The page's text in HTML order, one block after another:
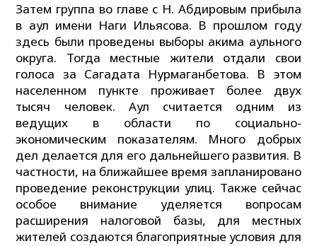
Затем группа во главе с Н. Абдировым прибыла
в аул имени Наги Ильясова. В прошлом году
здесь были проведены выборы акима аульного
округа. Тогда местные жители отдали свои
голоса за Сагадата Нурмаганбетова. В этом
населенном пункте проживает более двух
тысяч человек. Аул считается одним из
ведущих в области по социально-
экономическим показателям. Много добрых
дел делается для его дальнейшего развития. В
частности, на ближайшее время запланировано
проведение реконструкции улиц. Также сейчас
особое внимание уделяется вопросам
расширения налоговой базы, для местных
жителей создаются благоприятные условия для